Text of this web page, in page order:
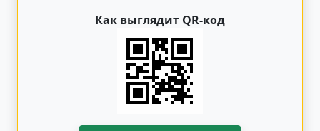
Как выглядит QR-код